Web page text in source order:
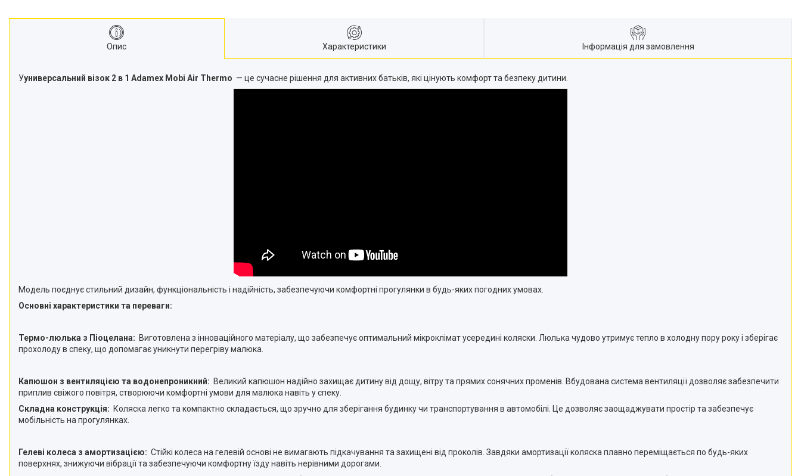
Опис Характеристики Інформація для замовлення
Ууниверсальний візок 2 в 1 Adamex Mobi Air Thermo — це сучасне рішення для активних батьків, які цінують комфорт та безпеку дитини.
Модель поєднує стильний дизайн, функціональність і надійність, забезпечуючи комфортні прогулянки в будь-яких погодних умовах.
Основні характеристики та переваги:
Термо-люлька з Піоцелана: Виготовлена з інноваційного матеріалу, що забезпечує оптимальний мікроклімат усередині коляски. Люлька чудово утримує тепло в холодну пору року і зберігає
прохолоду в спеку, що допомагає уникнути перегріву малюка.
Капюшон з вентиляцією та водонепроникний: Великий капюшон надійно захищає дитину від дощу, вітру та прямих сонячних променів. Вбудована система вентиляції дозволяє забезпечити
приплив свіжого повітря, створюючи комфортні умови для малюка навіть у спеку.
Складна конструкція: Коляска легко та компактно складається, що зручно для зберігання будинку чи транспортування в автомобілі. Це дозволяє заощаджувати простір та забезпечує
мобільність на прогулянках.
Гелеві колеса з амортизацією: Стійкі колеса на гелевій основі не вимагають підкачування та захищені від проколів. Завдяки амортизації коляска плавно переміщається по будь-яких
поверхнях, знижуючи вібрації та забезпечуючи комфортну їзду навіть нерівними дорогами.